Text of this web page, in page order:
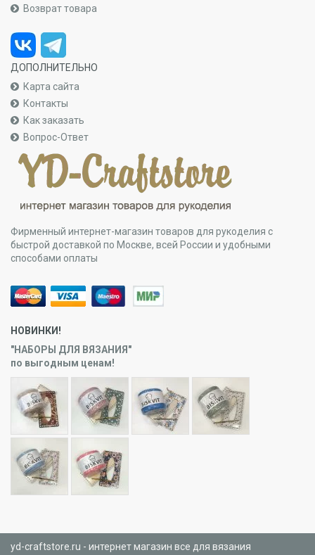
Возврат товара
ДОПОЛНИТЕЛЬНО
Карта сайта
Контакты
Как заказать
Вопрос-Ответ
Фирменный интернет-магазин товаров для рукоделия с
быстрой доставкой по Москве, всей России и удобными
способами оплаты
НОВИНКИ!
"НАБОРЫ ДЛЯ ВЯЗАНИЯ"
по выгодным ценам!
yd-craftstore.ru - интернет магазин все для вязания